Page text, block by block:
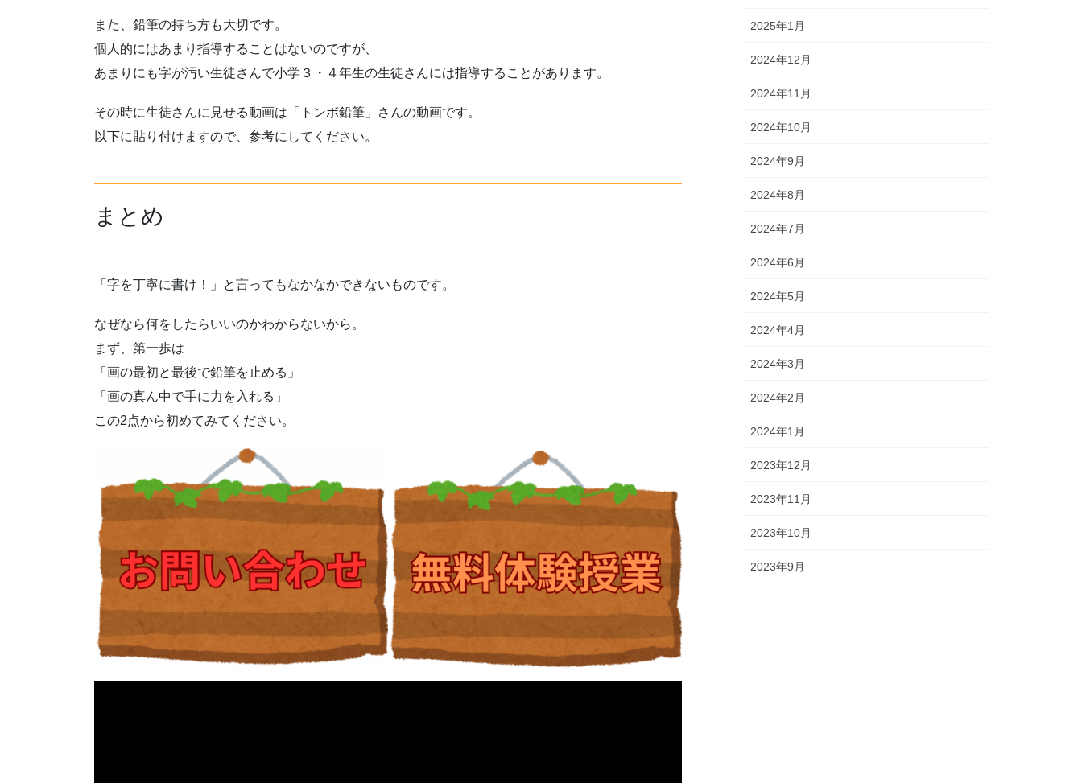
また、鉛筆の持ち方も大切です。
個人的にはあまり指導することはないのですが、
あまりにも字が汚い生徒さんで小学３・４年生の生徒さんには指導することがあります。
その時に生徒さんに見せる動画は「トンボ鉛筆」さんの動画です。
以下に貼り付けますので、参考にしてください。
まとめ
「字を丁寧に書け！」と言ってもなかなかできないものです。
なぜなら何をしたらいいのかわからないから。
まず、第一歩は
「画の最初と最後で鉛筆を止める」
「画の真ん中で手に力を入れる」
この2点から初めてみてください。
2025年1月
2024年12月
2024年11月
2024年10月
2024年9月
2024年8月
2024年7月
2024年6月
2024年5月
2024年4月
2024年3月
2024年2月
2024年1月
2023年12月
2023年11月
2023年10月
2023年9月